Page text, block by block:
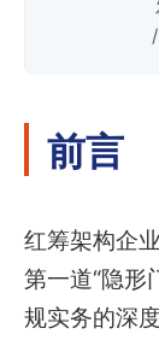
前言
红筹架构企
第一道“隐形
规实务的深